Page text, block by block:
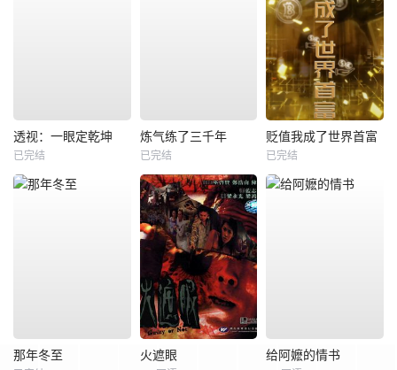
透视：一眼定乾坤
已完结
炼气练了三千年
已完结
贬值我成了世界首富
已完结
那年冬至 火遮眼 给阿嬷的情书